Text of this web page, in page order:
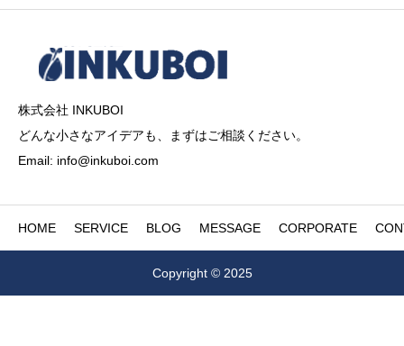
株式会社 INKUBOI
どんな小さなアイデアも、まずはご相談ください。
Email: info@inkuboi.com
HOME SERVICE BLOG MESSAGE CORPORATE
Copyright © 2025